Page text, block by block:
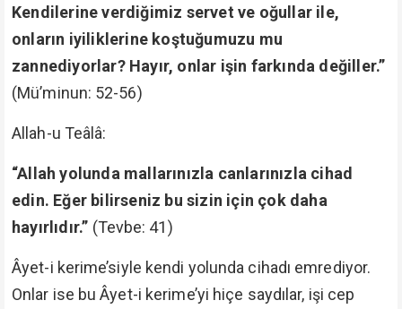
Kendilerine verdiğimiz servet ve oğullar ile,
onların iyiliklerine koştuğumuzu mu
zannediyorlar? Hayır, onlar işin farkında değiller.”
(Mü’minun: 52-56)
Allah-u Teâlâ:
“Allah yolunda mallarınızla canlarınızla cihad
edin. Eğer bilirseniz bu sizin için çok daha
hayırlıdır.” (Tevbe: 41)
Âyet-i kerime’siyle kendi yolunda cihadı emrediyor.
Onlar ise bu Âyet-i kerime’yi hiçe saydılar, işi cep